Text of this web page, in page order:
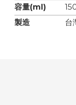
容量(ml)
製造
台